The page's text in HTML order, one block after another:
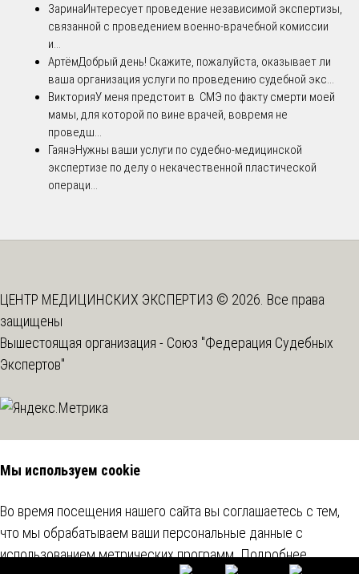
ЗаринаИнтересует проведение независимой экспертизы,
связанной с проведением военно-врачебной комиссии
и...
АртёмДобрый день! Скажите, пожалуйста, оказывает ли
ваша организация услуги по проведению судебной экс...
ВикторияУ меня предстоит в СМЭ по факту смерти моей
мамы, для которой по вине врачей, вовремя не
проведш...
ГаянэНужны ваши услуги по судебно-медицинской
экспертизе по делу о некачественной пластической
операци...
ЦЕНТР МЕДИЦИНСКИХ ЭКСПЕРТИЗ © 2026. Все права
защищены
Вышестоящая организация - Союз "Федерация Судебных
Экспертов"
Мы используем cookie
Во время посещения нашего сайта вы соглашаетесь с тем,
что мы обрабатываем ваши персональные данные с
использованием метрических программ.Подробнее